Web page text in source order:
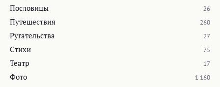
Пословицы 26
Путешествия 260
Ругательства 27
Стихи 75
Театр 17
Фото 1 160